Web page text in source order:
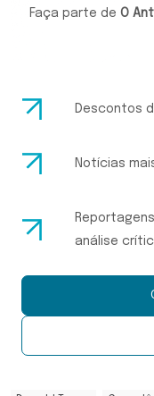
Faça parte de O
Descontos
Notícias
análise